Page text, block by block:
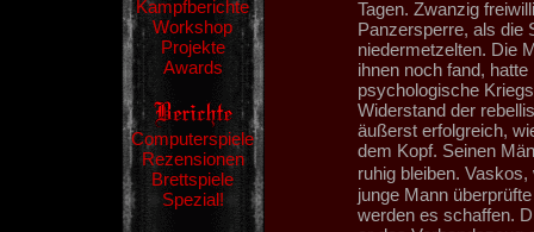
Kampfberichte
Workshop
Projekte
Awards
Computerspiele
Rezensionen
Brettspiele
Spezial!
Tagen. Zwanzig
Panzersperre, als die
niedermetzelten. Die
ihnen noch fand,
psychologische
Widerstand der
äußerst erfolgreich,
dem Kopf. Seinen
ruhig bleiben.
junge Mann
werden es schaffen.